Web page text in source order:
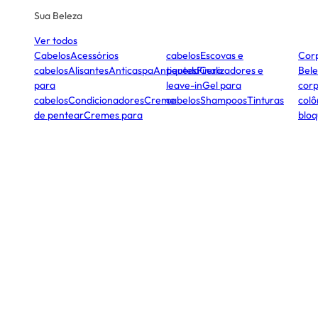
Sua Beleza
Ver todos
CabelosAcessórios
cabelosAlisantesAnticaspaAntiquedaCera
para
cabelosCondicionadoresCreme
de pentearCremes para
cabelosEscovas e
pentesFinalizadores e
leave-inGel para
cabelosShampoosTinturas